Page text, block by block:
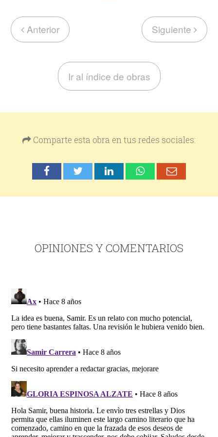
Anterior Siguiente
Ir al índice de obras
Comparte esta obra en tus redes sociales:
OPINIONES Y COMENTARIOS